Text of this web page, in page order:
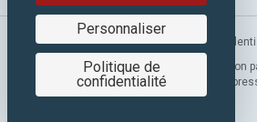
Mentions légales-CGV-Politique de
Copyright 2019 © Prêt à Partir. Reproduction
sans l’autorisation préalable et
Personnaliser
Politique de
confidentialité